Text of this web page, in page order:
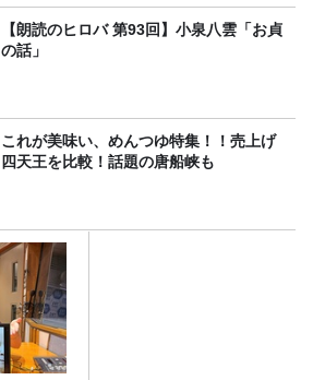
【朗読のヒロバ 第93回】小泉八雲「お貞
の話」
これが美味い、めんつゆ特集！！売上げ
四天王を比較！話題の唐船峡も